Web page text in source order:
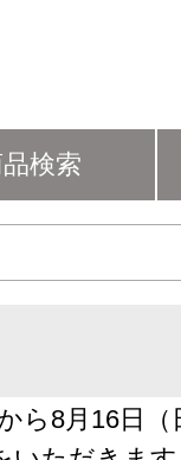
検索
ら8月16日